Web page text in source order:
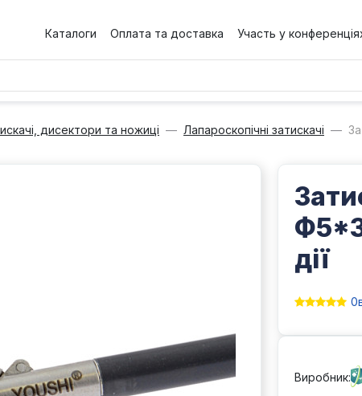
Каталоги Оплата та доставка Участь у
дисектори та ножиці Лапароскопічні затискачі
дії
0
Виробник: